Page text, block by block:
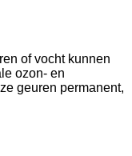
of vocht kunnen
ozon- en
geuren permanent,